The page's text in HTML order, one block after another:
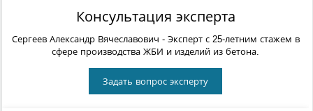
Консультация эксперта
Сергеев Александр Вячеславович - Эксперт с 25-летним стажем в
сфере производства ЖБИ и изделий из бетона.
Задать вопрос эксперту